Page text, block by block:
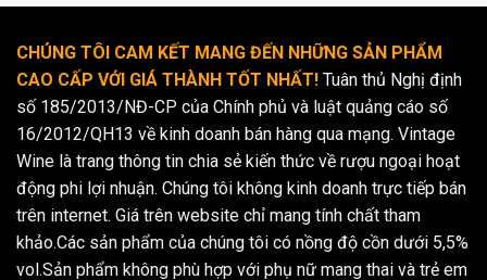
CHÚNG TÔI CAM KẾT MANG ĐẾN NHỮNG SẢN PHẨM
CAO CẤP VỚI GIÁ THÀNH TỐT NHẤT! Tuân thủ Nghị định
số 185/2013/NĐ-CP của Chính phủ và luật quảng cáo số
16/2012/QH13 về kinh doanh bán hàng qua mạng. Vintage
Wine là trang thông tin chia sẻ kiến thức về rượu ngoại hoạt
động phi lợi nhuận. Chúng tôi không kinh doanh trực tiếp bán
trên internet. Giá trên website chỉ mang tính chất tham
khảo.Các sản phẩm của chúng tôi có nồng độ cồn dưới 5,5%
vol.Sản phẩm không phù hợp với phụ nữ mang thai và trẻ em